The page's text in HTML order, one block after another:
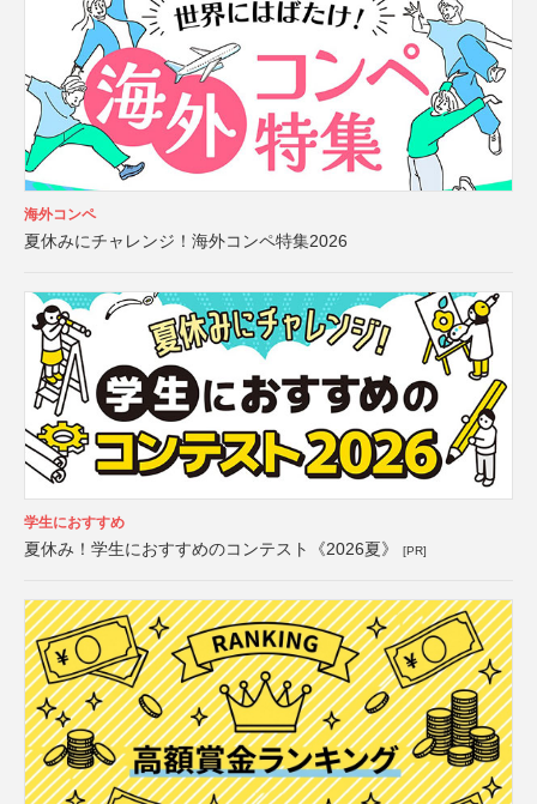
海外コンペ
夏休みにチャレンジ！海外コンペ特集2026
学生におすすめ
夏休み！学生におすすめのコンテスト《2026夏》 [PR]